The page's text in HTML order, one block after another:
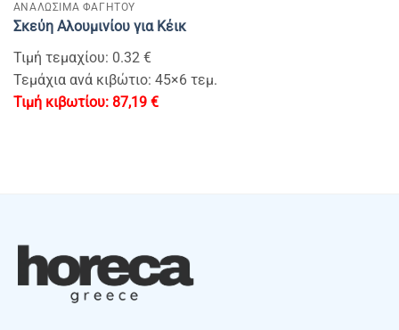
ΑΝΑΛΩΣΙΜΑ ΦΑΓΗΤΟΥ
Σκεύη Αλουμινίου για Κέικ
Τιμή τεμαχίου: 0.32 €
Τεμάχια ανά κιβώτιο: 45×6 τεμ.
87,19 €